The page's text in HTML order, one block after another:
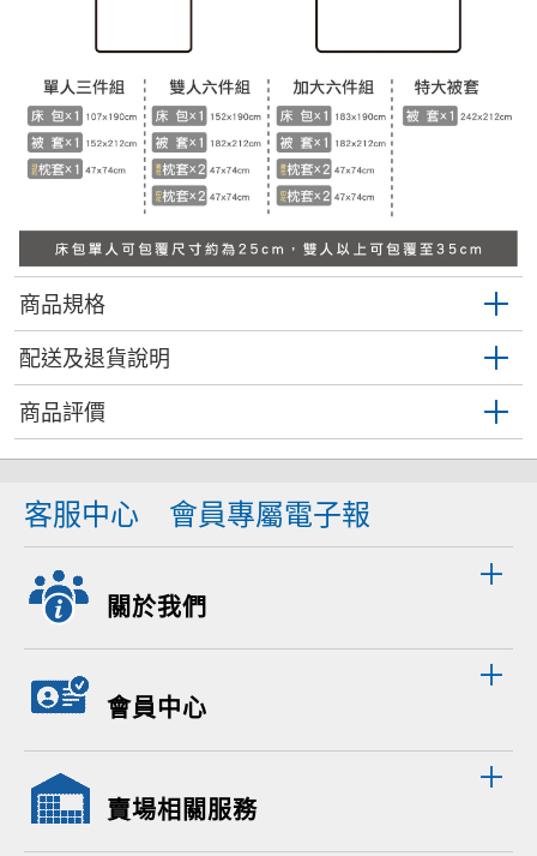
商品規格
配送及退貨說明
商品評價
客服中心 會員專屬電子報
關於我們
會員中心
賣場相關服務